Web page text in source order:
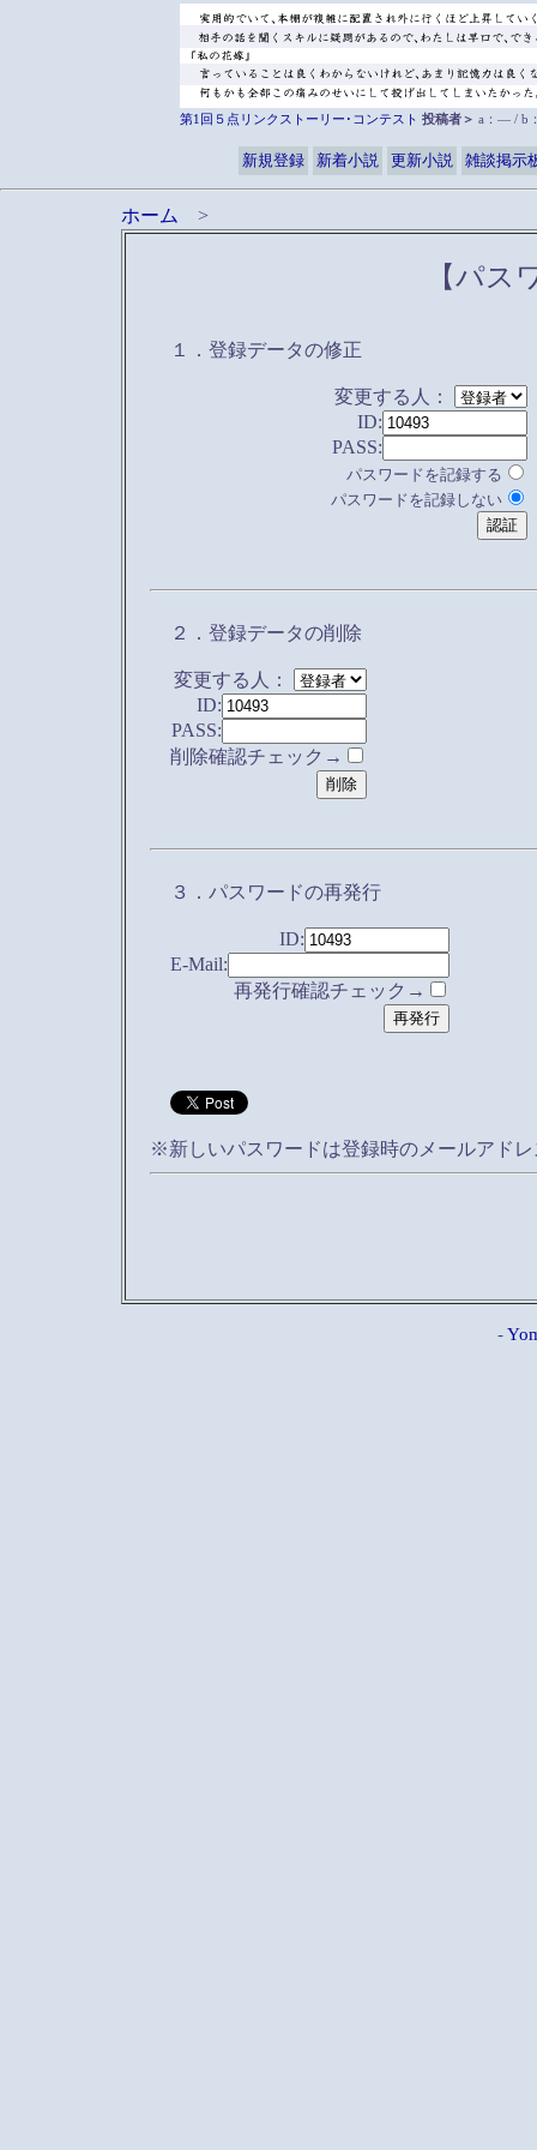
第1回５点リンクストーリー･コンテスト 投稿者＞ a：― / b
新規登録 新着小説 更新小説 雑談掲示
ホーム >
【パス
１．登録データの修正
変更する人：
ID:
PASS:
パスワードを記録する
パスワードを記録しない
２．登録データの削除
変更する人：
ID:
PASS:
削除確認チェック→
３．パスワードの再発行
ID:
E-Mail:
再発行確認チェック→
※新しいパスワードは登録時のメールアド
-